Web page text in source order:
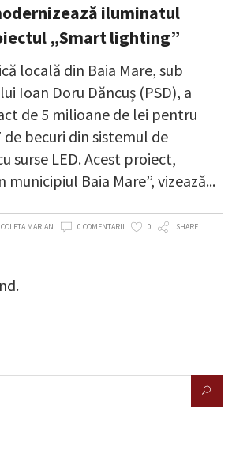
iluminatul
„Smart lighting”
locală din Baia Mare, sub
Ioan Doru Dăncuș (PSD), a
de 5 milioane de lei pentru
de becuri din sistemul de
surse LED. Acest proiect,
Baia Mare”, vizează
MARIAN 0 COMENTARII 0 SHARE